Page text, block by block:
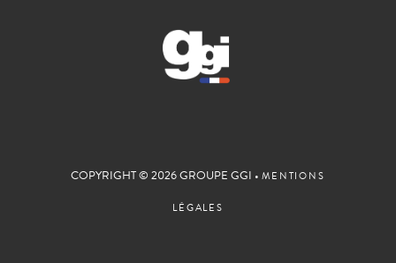
COPYRIGHT © 2026 GROUPE GGI •MENTIONS
LÉGALES